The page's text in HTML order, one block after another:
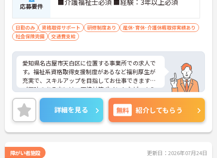
応募要件 ■介護福祉士必須 ■経験：3年以上必須
日勤のみ 資格取得サポート 研修制度あり
産休･育休･介護休暇取得実績あり
社会保険完備
交通費支給
愛知県名古屋市天白区に位置する事業所での求人で
す。福祉系資格取得支援制度があるなど福利厚生が
充実で、スキルアップを目指してお仕事できます◎
ご興味のある方には、面接対策ポイントなど、さら
に詳細をご案内しますのでお気軽にご相談くださ
い！
詳細を見る 無料 紹介してもらう
障がい者施設 更新日：2026年07月24日